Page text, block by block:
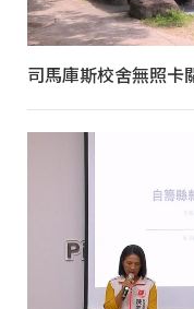
司馬庫斯校舍無照卡